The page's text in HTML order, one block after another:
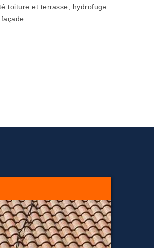
toiture et terrasse, hydrofuge